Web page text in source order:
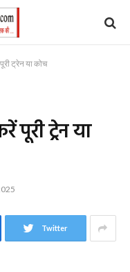
ट्रेन या कोच
ट्रेन या
Twitter